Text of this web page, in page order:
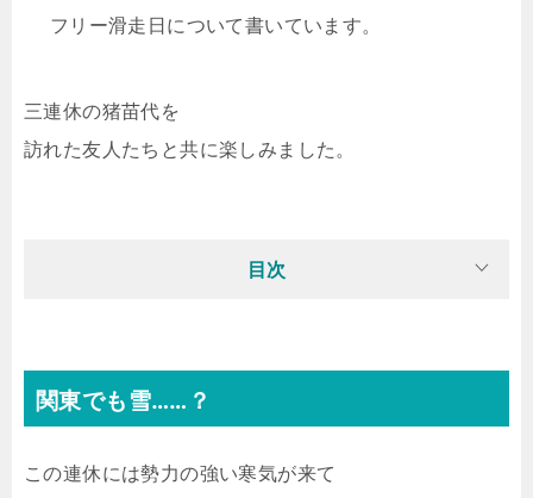
フリー滑走日について書いています。
三連休の猪苗代を
訪れた友人たちと共に楽しみました。
目次
関東でも雪……？
この連休には勢力の強い寒気が来て